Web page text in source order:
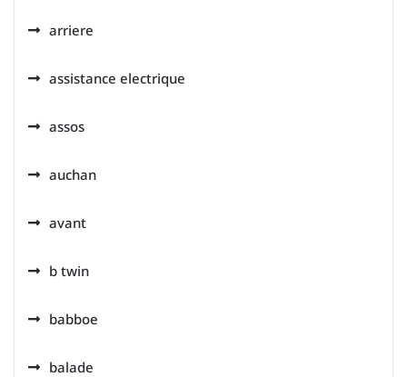
arriere
assistance electrique
assos
auchan
avant
b twin
babboe
balade